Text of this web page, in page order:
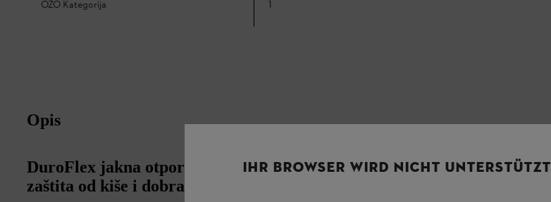
OZO Kategorija 1
Opis
DuroFlex jakna otporna na vremenske uslove: Visoko elastična
zaštita od kiše i dobra vidljivost
IHR BROWSER WIRD NICHT UNTERSTÜTZT